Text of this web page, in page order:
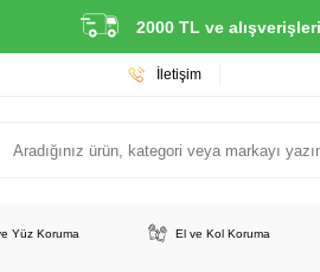
2000 TL ve
İletişim
Yüz Koruma El ve Kol Koruma